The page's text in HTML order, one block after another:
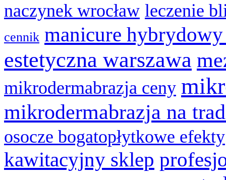
naczynek wrocław leczenie
cennik manicure
estetyczna warszawa
mikrodermabrazja ceny
mikrodermabrazja na
osocze bogatopłytkowe efekty
kawitacyjny sklep